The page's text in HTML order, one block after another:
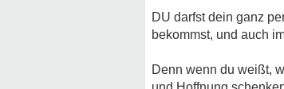
DU darfst dein ganz
bekommst, und auch
Denn wenn du weißt,